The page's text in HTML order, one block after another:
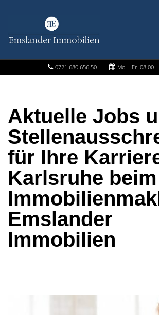
0721 680 656 50 Mo. - Fr. 08.00
Aktuelle Jobs
für Ihre
Karlsruhe beim
Emslander
Immobilien